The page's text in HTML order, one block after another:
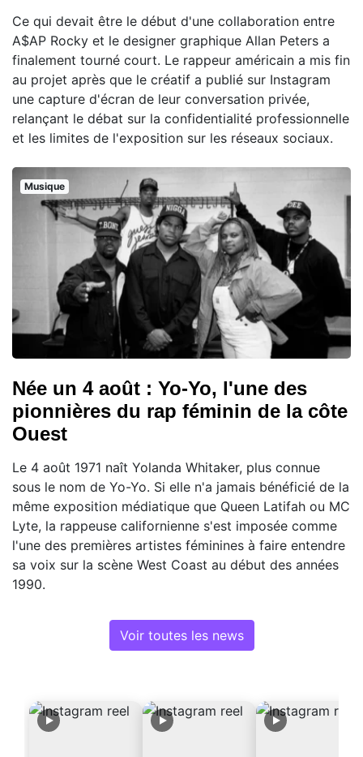
Ce qui devait être le début d'une collaboration entre
A$AP Rocky et le designer graphique Allan Peters a
finalement tourné court. Le rappeur américain a mis fin
au projet après que le créatif a publié sur Instagram
une capture d'écran de leur conversation privée,
relançant le débat sur la confidentialité professionnelle
et les limites de l'exposition sur les réseaux sociaux.
Musique
Née un 4 août : Yo-Yo, l'une des
pionnières du rap féminin de la côte
Ouest
Le 4 août 1971 naît Yolanda Whitaker, plus connue
sous le nom de Yo-Yo. Si elle n'a jamais bénéficié de la
même exposition médiatique que Queen Latifah ou MC
Lyte, la rappeuse californienne s'est imposée comme
l'une des premières artistes féminines à faire entendre
sa voix sur la scène West Coast au début des années
1990.
Voir toutes les news